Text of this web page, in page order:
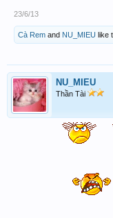
23/6/13
Cà Rem and NU_MIEU like
NU_MIEU
Thần Tài